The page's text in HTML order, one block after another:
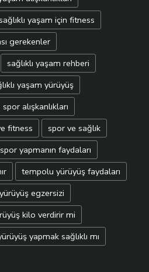
yaşam için fitness
gerekenler
sağlıklı yaşam rehberi
yaşam yürüyüş
spor alışkanlıkları
fitness
spor ve sağlık
spor yapmanın faydaları
tempolu yürüyüş faydaları
yürüyüş egzersizi
kilo verdirir mi
yapmak sağlıklı mı